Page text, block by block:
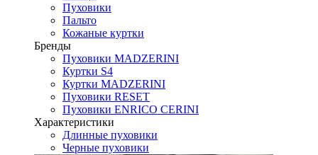
Пуховики
Пальто
Кожаные куртки
Бренды
Пуховики MADZERINI
Куртки S4
Куртки MADZERINI
Пуховики RESET
Пуховики ENRICO CERINI
Характеристики
Длинные пуховики
Черные пуховики